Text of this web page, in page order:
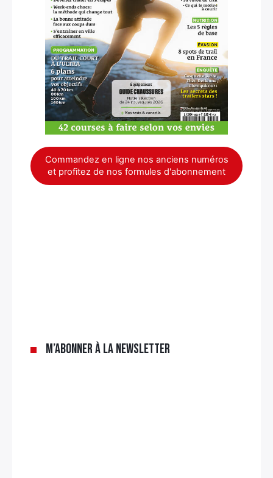
Commandez en ligne nos anciens numéros
et profitez de nos formules d'abonnement
M’abonner à la newsletter